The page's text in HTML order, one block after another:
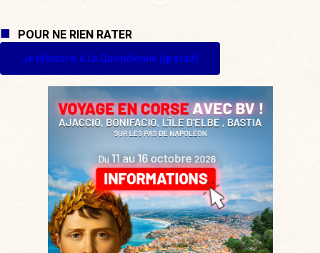
POUR NE RIEN RATER
Je m'inscris à La Quotidienne (gratuit)